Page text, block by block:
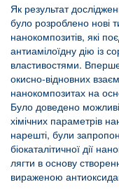
Як результат
було розроблено нові
нанокомпозитів, які
антиамілоїдну дію із
властивостями.
окисно-відновних
нанокомпозитах на
Було доведено
хімічних параметрів
нарешті, були
біокаталітичної дії
лягти в основу
вираженою